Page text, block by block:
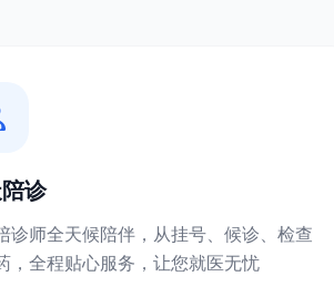
诊
诊师全天候陪伴，从挂号、候诊、检查
，全程贴心服务，让您就医无忧